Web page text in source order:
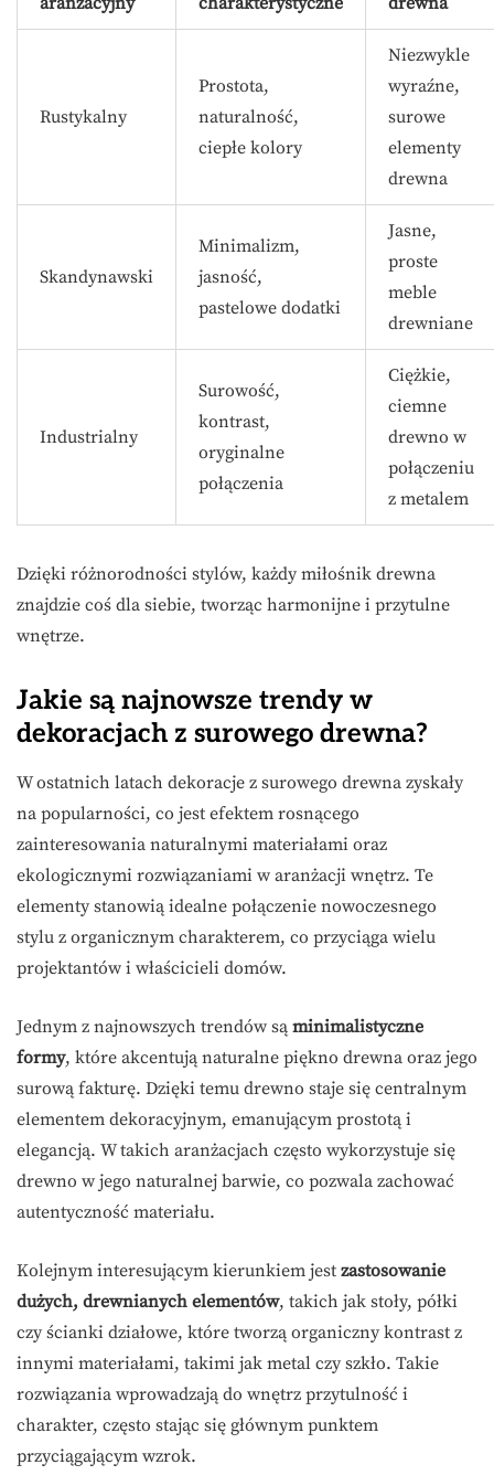
Rustykalny
Prostota,
naturalność,
ciepłe kolory
Niezwykle
wyraźne,
surowe
elementy
drewna
Skandynawski
Minimalizm,
jasność,
pastelowe dodatki
Jasne,
proste
meble
drewniane
Industrialny
Surowość,
kontrast,
oryginalne
połączenia
Ciężkie,
ciemne
drewno w
połączeniu
z metalem
Dzięki różnorodności stylów, każdy miłośnik drewna
znajdzie coś dla siebie, tworząc harmonijne i przytulne
wnętrze.
Jakie są najnowsze trendy w
dekoracjach z surowego drewna?
W ostatnich latach dekoracje z surowego drewna zyskały
na popularności, co jest efektem rosnącego
zainteresowania naturalnymi materiałami oraz
ekologicznymi rozwiązaniami w aranżacji wnętrz. Te
elementy stanowią idealne połączenie nowoczesnego
stylu z organicznym charakterem, co przyciąga wielu
projektantów i właścicieli domów.
Jednym z najnowszych trendów są minimalistyczne
formy, które akcentują naturalne piękno drewna oraz jego
surową fakturę. Dzięki temu drewno staje się centralnym
elementem dekoracyjnym, emanującym prostotą i
elegancją. W takich aranżacjach często wykorzystuje się
drewno w jego naturalnej barwie, co pozwala zachować
autentyczność materiału.
Kolejnym interesującym kierunkiem jest zastosowanie
dużych, drewnianych elementów, takich jak stoły, półki
czy ścianki działowe, które tworzą organiczny kontrast z
innymi materiałami, takimi jak metal czy szkło. Takie
rozwiązania wprowadzają do wnętrz przytulność i
charakter, często stając się głównym punktem
przyciągającym wzrok.